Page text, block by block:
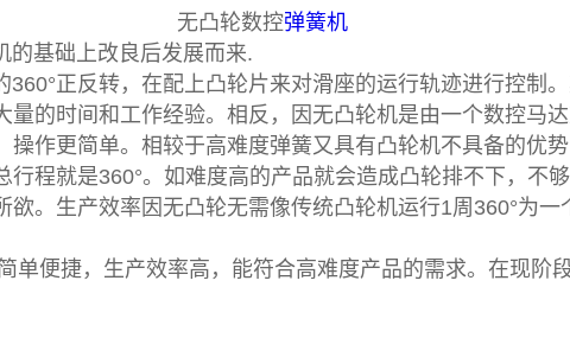
轮数控弹簧机
基础上改良后发展而来.
正反转，在配上凸轮片来对滑座的运行轨迹进行控制。
量的时间和工作经验。相反，因无凸轮机是由一个数控马
操作更简单。相较于高难度弹簧又具有凸轮机不具备的优
行程就是360°。如难度高的产品就会造成凸轮排不下，不
欲。生产效率因无凸轮无需像传统凸轮机运行1周360°为一
便捷，生产效率高，能符合高难度产品的需求。在现阶